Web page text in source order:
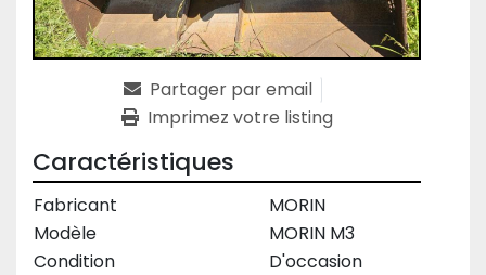
Partager par email
Imprimez votre listing
Caractéristiques
Fabricant
MORIN
Modèle
MORIN M3
Condition
D'occasion